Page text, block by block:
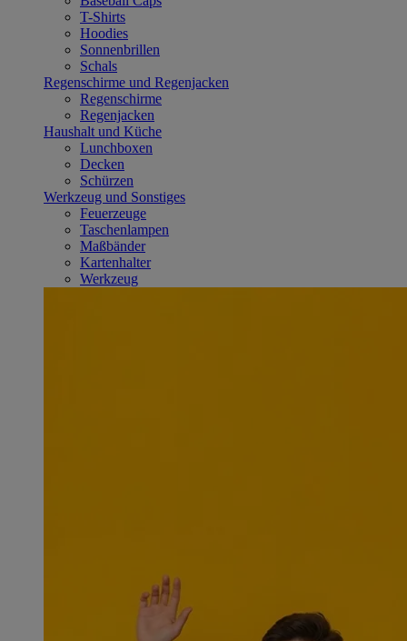
T-Shirts
Hoodies
Sonnenbrillen
Schals
Regenschirme und Regenjacken
Regenschirme
Regenjacken
Haushalt und Küche
Lunchboxen
Decken
Schürzen
Werkzeug und Sonstiges
Feuerzeuge
Taschenlampen
Maßbänder
Kartenhalter
Werkzeug